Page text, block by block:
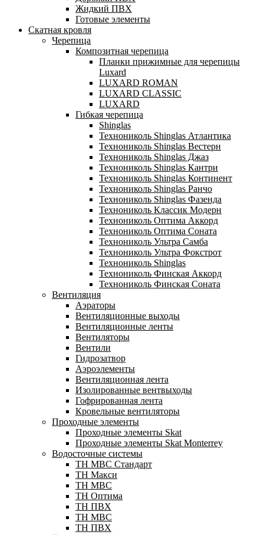
Жидкий ПВХ
Готовые элементы
Скатная кровля
Черепица
Композитная черепица
Планки прижимные для черепицы
Luxard
LUXARD ROMAN
LUXARD CLASSIC
LUXARD
Гибкая черепица
Shinglas
Технониколь Shinglas Атлантика
Технониколь Shinglas Вестерн
Технониколь Shinglas Джаз
Технониколь Shinglas Кантри
Технониколь Shinglas Континент
Технониколь Shinglas Ранчо
Технониколь Shinglas Фазенда
Технониколь Классик Модерн
Технониколь Оптима Аккорд
Технониколь Оптима Соната
Технониколь Ультра Самба
Технониколь Ультра Фокстрот
Технониколь Shinglas
Технониколь Финская Аккорд
Технониколь Финская Соната
Вентиляция
Аэраторы
Вентиляционные выходы
Вентиляционные ленты
Вентиляторы
Вентили
Гидрозатвор
Аэроэлементы
Вентиляционная лента
Изолированные вентвыходы
Гофрированная лента
Кровельные вентиляторы
Проходные элементы
Проходные элементы Skat
Проходные элементы Skat Monterrey
Водосточные системы
TH MBC Стандарт
TH Макси
TH МВС
TH Оптима
TH ПВХ
ТН МВС
ТН ПВХ